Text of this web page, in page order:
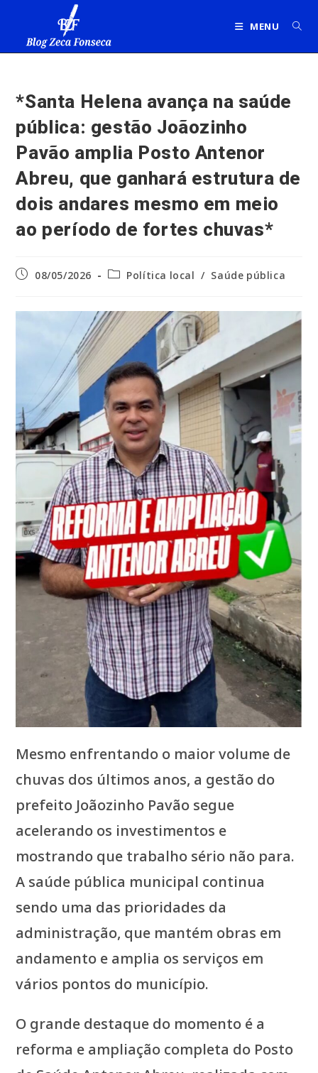
MENU
*Santa Helena avança na saúde
pública: gestão Joãozinho
Pavão amplia Posto Antenor
Abreu, que ganhará estrutura de
dois andares mesmo em meio
ao período de fortes chuvas*
Post08/05/2026
Categoria
Política local / Saúde pública
Mesmo enfrentando o maior volume de
chuvas dos últimos anos, a gestão do
prefeito Joãozinho Pavão segue
acelerando os investimentos e
mostrando que trabalho sério não para.
A saúde pública municipal continua
sendo uma das prioridades da
administração, que mantém obras em
andamento e amplia os serviços em
vários pontos do município.
O grande destaque do momento é a
reforma e ampliação completa do Posto